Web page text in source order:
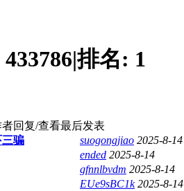
433786|排名: 1
者回复/查看最后发表
骗
suogongjiao 2025-8-14
ended 2025-8-14
gfnnlbvdm 2025-8-14
EUe9sBC1k 2025-8-14